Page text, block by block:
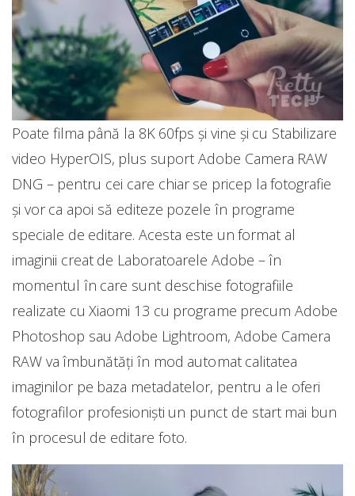
Poate filma până la 8K 60fps și vine și cu Stabilizare
video HyperOIS, plus suport Adobe Camera RAW
DNG – pentru cei care chiar se pricep la fotografie
și vor ca apoi să editeze pozele în programe
speciale de editare. Acesta este un format al
imaginii creat de Laboratoarele Adobe – în
momentul în care sunt deschise fotografiile
realizate cu Xiaomi 13 cu programe precum Adobe
Photoshop sau Adobe Lightroom, Adobe Camera
RAW va îmbunătăți în mod automat calitatea
imaginilor pe baza metadatelor, pentru a le oferi
fotografilor profesioniști un punct de start mai bun
în procesul de editare foto.